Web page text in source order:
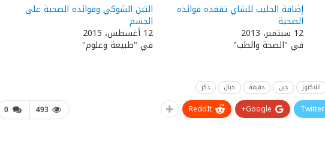
إضافة الحليب للشاي تفقده فوائده
الصحية
12 سبتمبر، 2013
في "الصحة والطب"
التين الشوكي وفوائده الصحية على
الجسم
12 أغسطس، 2015
في "طبيعة وعلوم"
اللاكتوز جبن حقيقة خيال ذكر
0 493 Twitter
Google+
ReddIt